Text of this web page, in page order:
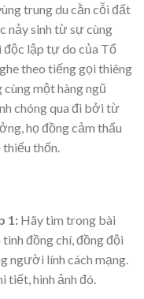
trung du cằn cỗi đất
nảy sinh từ sự cùng
độc lập tự do của Tổ
theo tiếng gọi thiêng
một hàng ngũ
chóng qua đi bởi từ
họ đồng cảm thấu
thiếu thốn.
1: Hãy tìm trong bài
đồng chí, đồng đội
người lính cách mạng.
tiết, hình ảnh đó.